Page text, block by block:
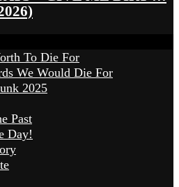
To Die For
We Would Die For
2025
Past
Day!